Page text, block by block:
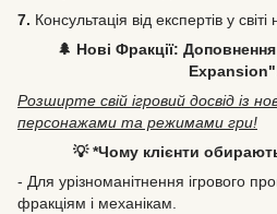
7. Консультація від експертів у світі
🌲 Нові Фракції:
Розширте свій ігровий досвід із
персонажами та режимами гри!
💡 *Чому клієнти
- Для урізноманітнення ігрового
фракціям і механікам.